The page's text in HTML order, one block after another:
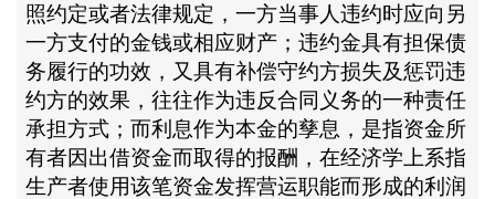
照约定或者法律规定，一方当事人违约时应向另
一方支付的金钱或相应财产；违约金具有担保债
务履行的功效，又具有补偿守约方损失及惩罚违
约方的效果，往往作为违反合同义务的一种责任
承担方式；而利息作为本金的孳息，是指资金所
有者因出借资金而取得的报酬，在经济学上系指
生产者使用该笔资金发挥营运职能而形成的利润